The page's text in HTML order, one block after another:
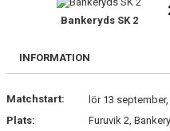
Bankeryds SK 2
INFORMATION
Matchstart:
lör 13
Plats:
Furuvik 2,